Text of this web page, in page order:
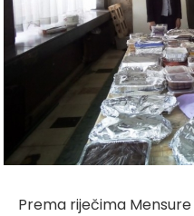
Prema riječima